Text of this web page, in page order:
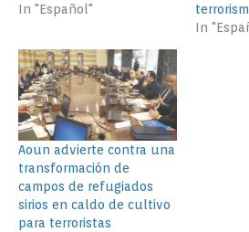
In "Español"
In
Aoun advierte contra una
transformación de
campos de refugiados
sirios en caldo de cultivo
para terroristas